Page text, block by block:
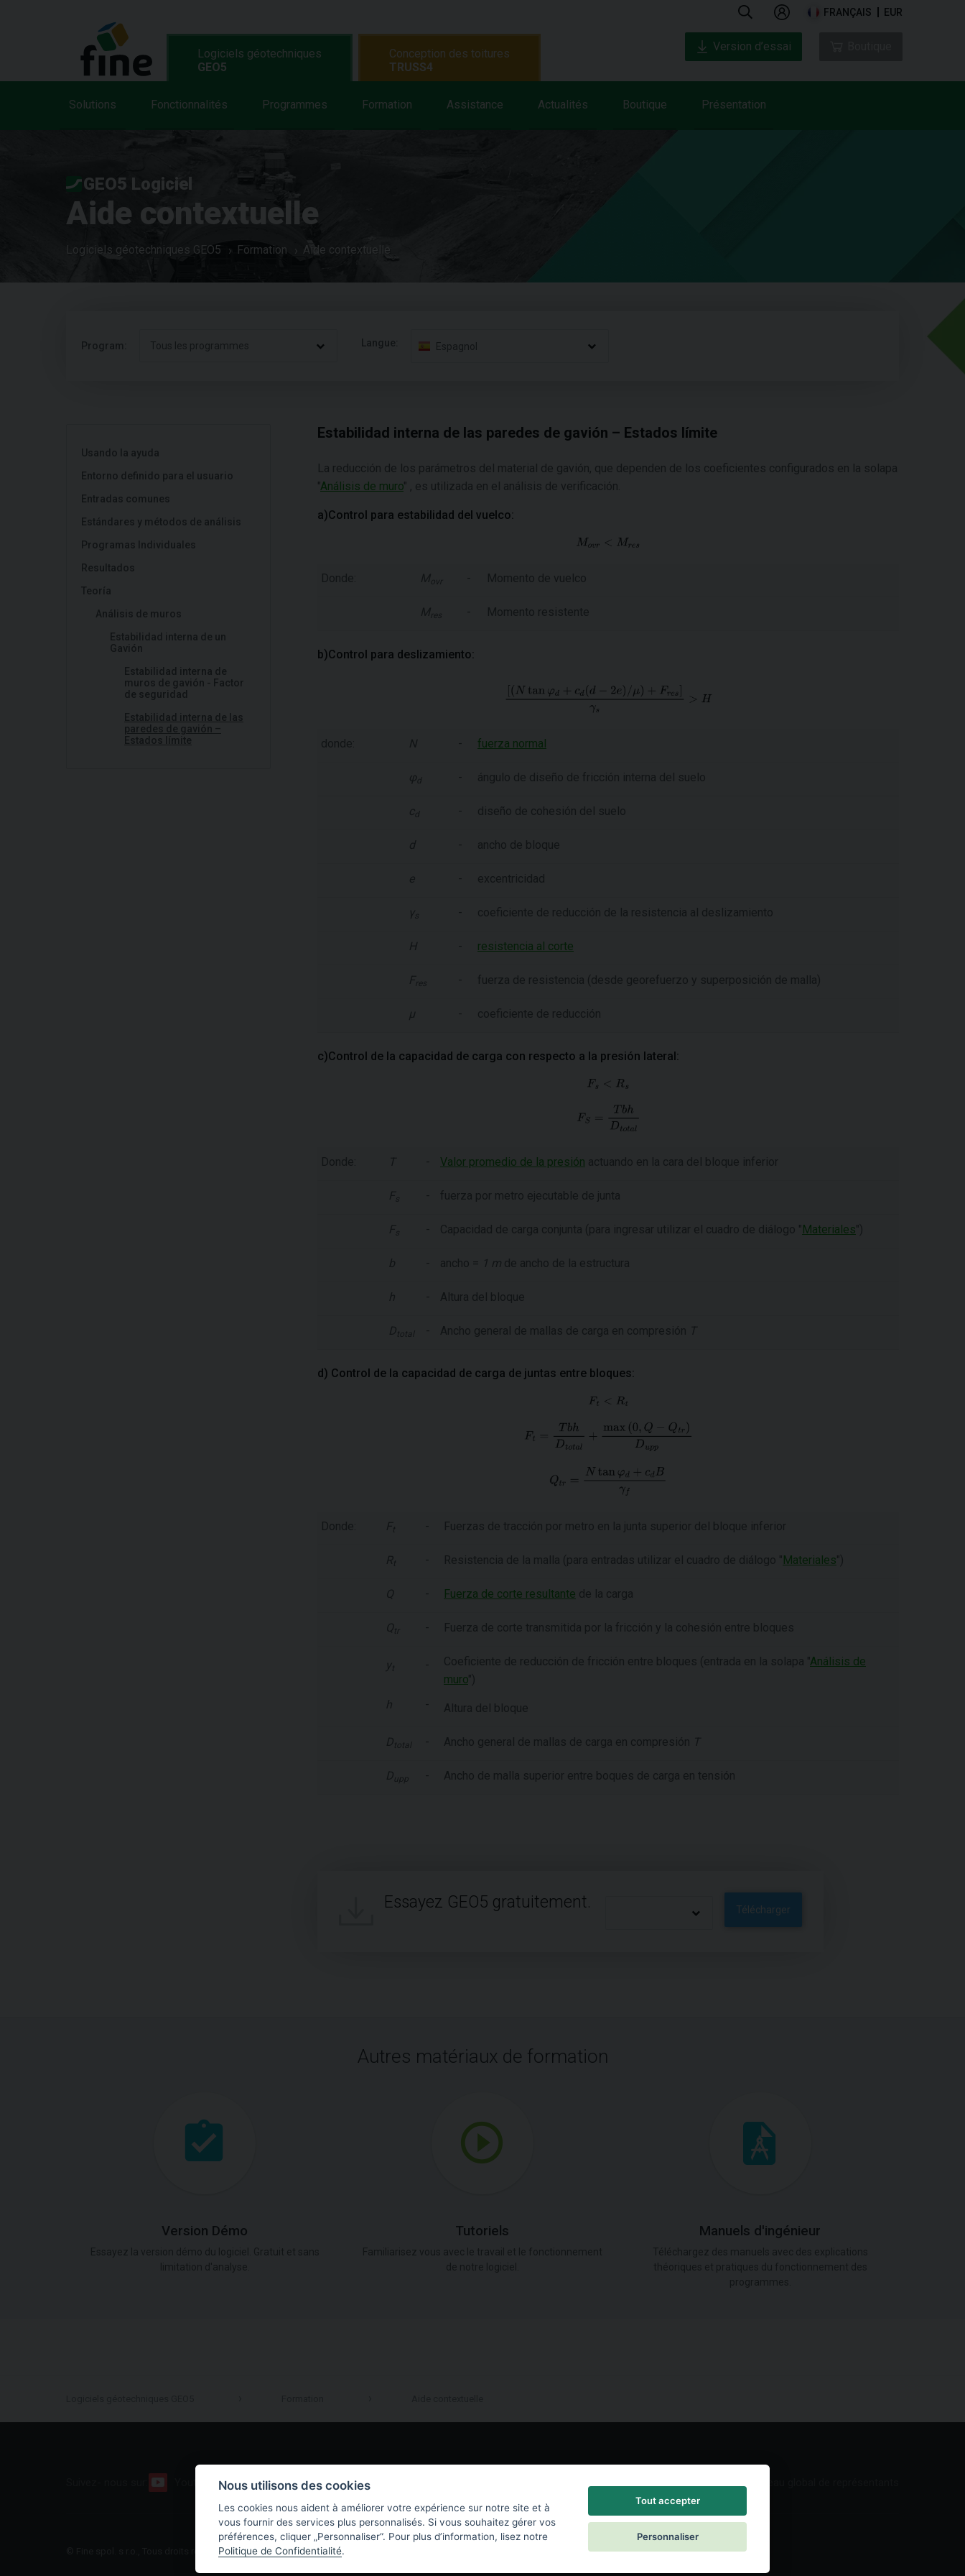
FRANÇAIS EUR
Logiciels géotechniques
GEO5
Solutions Fonctionnalités Programmes Formation Assistance Actualités Boutique Présentation
Conception des toitures
TRUSS4
Version d’essai
GEO5 Logiciel
Aide contextuelle
Logiciels géotechniques GEO5 Formation Aide contextuelle
Program: Tous les programmes Langue: Espagnol
Usando la ayuda
Entorno definido para el usuario
Entradas comunes
Estándares y métodos de análisis
Programas Individuales
Resultados
Teoría
Análisis de muros
Estabilidad interna de un
Gavión
Estabilidad interna de
muros de gavión - Factor
de seguridad
Estabilidad interna de las
paredes de gavión –
Estados límite
Estabilidad interna de las paredes de gavión – Estados límite
La reducción de los parámetros del material de gavión, que dependen de los coeficientes configurados en la solapa
"Análisis de muro" , es utilizada en el análisis de verificación.
a)Control para estabilidad del vuelco:
Donde: M ovr - Momento de vuelco
Mres - Momento resistente
b)Control para deslizamiento:
donde: N - fuerza normal
φ d - ángulo de diseño de fricción interna del suelo
c d - diseño de cohesión del suelo
d - ancho de bloque
e - excentricidad
γ s - coeficiente de reducción de la resistencia al deslizamiento
H - resistencia al corte
F res - fuerza de resistencia (desde georefuerzo y superposición de malla)
µ - coeficiente de reducción
c)Control de la capacidad de carga con respecto a la presión lateral:
Donde: T - Valor promedio de la presión actuando en la cara del bloque inferior
F s - fuerza por metro ejecutable de junta
F s - Capacidad de carga conjunta (para ingresar utilizar el cuadro de diálogo " Materiales")
b - ancho = 1 m de ancho de la estructura
h - Altura del bloque
D total - Ancho general de mallas de carga en compresión T
d) Control de la capacidad de carga de juntas entre bloques:
Donde: F t - Fuerzas de tracción por metro en la junta superior del bloque inferior
R t - Resistencia de la malla (para entradas utilizar el cuadro de diálogo "Materiales")
Q - Fuerza de corte resultante de la carga
Q tr - Fuerza de corte transmitida por la fricción y la cohesión entre bloques
y t
h
-
-
Coeficiente de reducción de fricción entre bloques (entrada en la solapa "Análisis de
muro")
Altura del bloque
D total - Ancho general de mallas de carga en compresión T
Dupp - Ancho de malla superior entre boques de carga en tensión
Essayez GEO5 gratuitement. Télécharger
Autres matériaux de formation
Version Démo Tutoriels Manuels d'ingénieur
Facebook LinkedIn
© Fine spol. s r.o., Tous droits réservés |Plan du site|Politique de confidentialité End User License Agreement|Contact
Nous utilisons des cookies
Les cookies nous aident à améliorer votre expérience sur notre site et à
vous fournir des services plus personnalisés. Si vous souhaitez gérer vos
préférences, cliquer „Personnaliser“. Pour plus d’information, lisez notre
Politique de Confidentialité.
Tout accepter
Personnaliser